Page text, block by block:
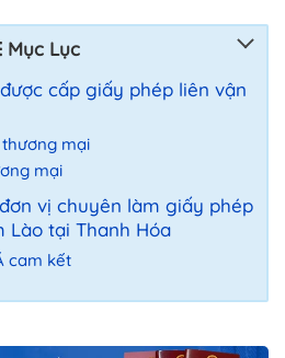
Mục Lục
cấp giấy phép liên vận
mại
mại
vị chuyên làm giấy phép
Lào tại Thanh Hóa
cam kết